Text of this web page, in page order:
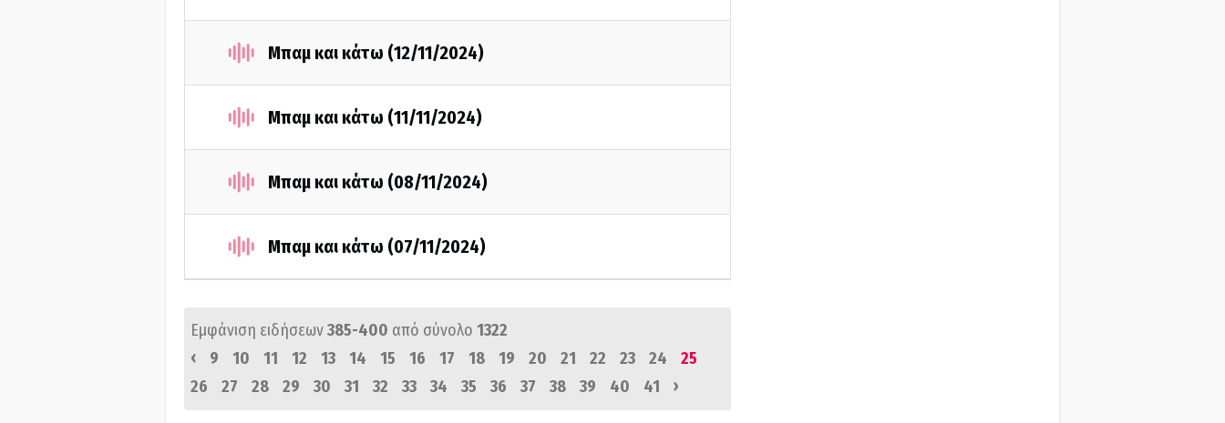
Μπαμ και κάτω (12/11/2024)
Μπαμ και κάτω (11/11/2024)
Μπαμ και κάτω (08/11/2024)
Μπαμ και κάτω (07/11/2024)
Εμφάνιση ειδήσεων385-400 από σύνολο 1322
‹
9 10 11 12 13 14 15 16 17 18 19 20 21 22 23 24
25
26
27 28 29 30 31 32 33 34 35 36 37 38 39 40 41 ›